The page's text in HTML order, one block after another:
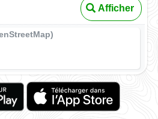
Afficher